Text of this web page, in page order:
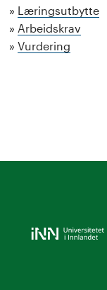
Læringsutbytte
Arbeidskrav
Vurdering